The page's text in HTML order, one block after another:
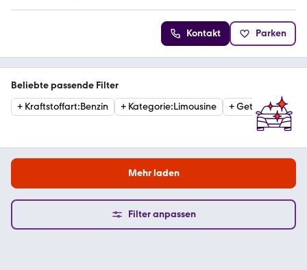
Kontakt Parken
Beliebte passende Filter
+ Kraftstoffart:Benzin + Kategorie:Limousine +Getriebe:
Mehr laden
Filter anpassen